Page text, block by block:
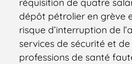
dépôt pétrolier en grève
risque d’interruption de
services de sécurité et
professions de santé